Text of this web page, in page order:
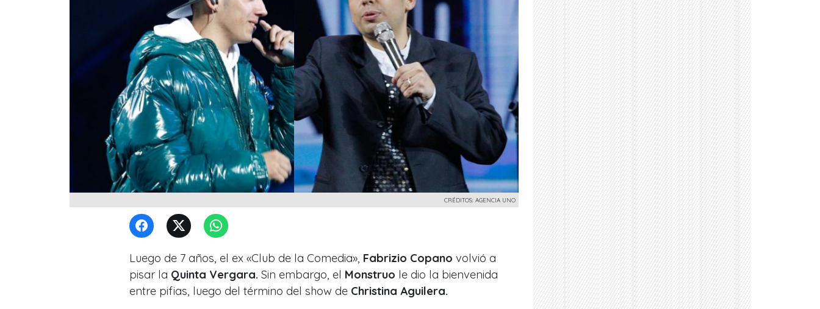
CRÉDITOS: AGENCIA UNO
Luego de 7 años, el ex «Club de la Comedia», Fabrizio Copano volvió a
pisar la Quinta Vergara. Sin embargo, el Monstruo le dio la bienvenida
entre pifias, luego del término del show de Christina Aguilera.